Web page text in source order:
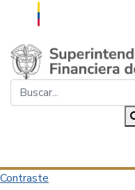
Saltar al contenido principal
Contraste